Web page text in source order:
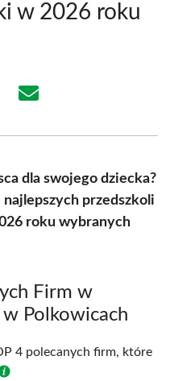
w 2026 roku
Share
dla swojego dziecka?
przedszkoli
roku wybranych
Firm w
w Polkowicach
4 polecanych firm, które